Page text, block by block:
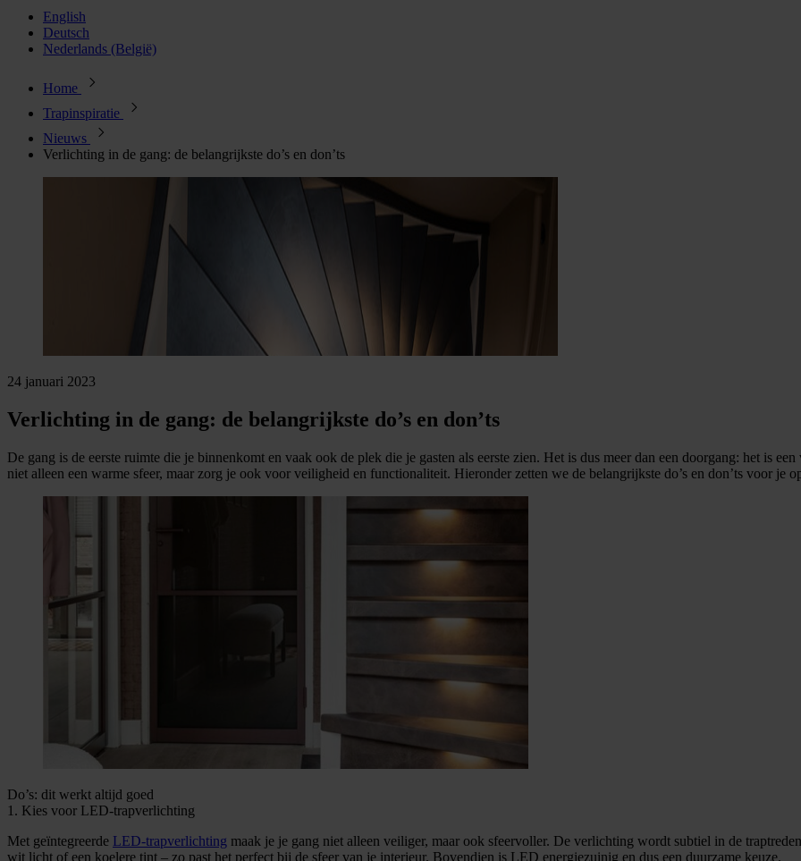
English
Deutsch
Nederlands (België)
Home
Trapinspiratie
Nieuws
Verlichting in de gang: de belangrijkste do’s en don’ts
24 januari 2023
Verlichting in de gang: de belangrijkste do’s en don’ts
De gang is de eerste ruimte die je binnenkomt en vaak ook de plek die je gasten als eerste zien. Het is dus meer dan een doorgang: het is
niet alleen een warme sfeer, maar zorg je ook voor veiligheid en functionaliteit. Hieronder zetten we de belangrijkste do’s en don’ts voor je
Do’s: dit werkt altijd goed
1. Kies voor LED-trapverlichting
Met geïntegreerde LED-trapverlichting maak je je gang niet alleen veiliger, maar ook sfeervoller. De verlichting wordt subtiel in de
wit licht of een koelere tint – zo past het perfect bij de sfeer van je interieur. Bovendien is LED energiezuinig en dus een duurzame keuze.